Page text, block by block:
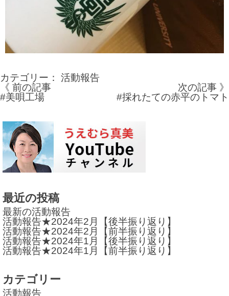
カテゴリー： 活動報告
投
ナ
ビ
ゲ
シ
ョ
ン
《 前の記事
#美唄工場
次の記事 》
#採れたての赤平のトマト
最近の投稿
最新の活動報告
活動報告★2024年2月【後半振り返り】
活動報告★2024年2月【前半振り返り】
活動報告★2024年1月【後半振り返り】
活動報告★2024年1月【前半振り返り】
カテゴリー
活動報告